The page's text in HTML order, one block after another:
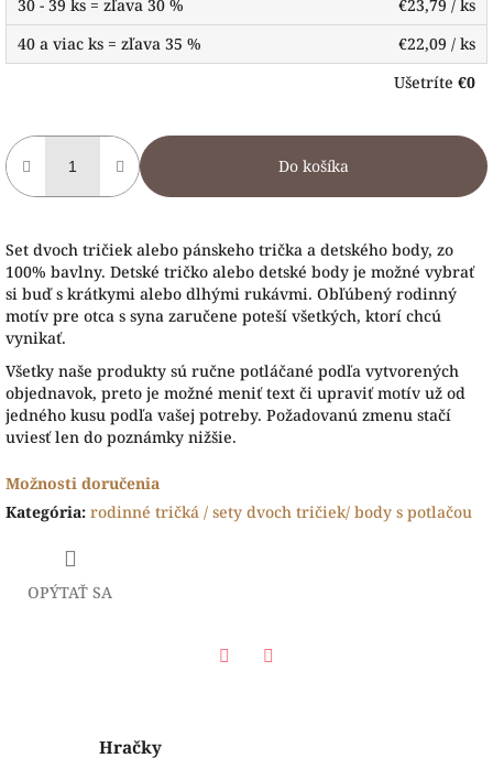
30 - 39 ks = zľava 30 %
€23,79 / ks
40 a viac ks = zľava 35 %
€22,09 / ks
Ušetríte €0
Do košíka
Set dvoch tričiek alebo pánskeho trička a detského body, zo
100% bavlny. Detské tričko alebo detské body je možné vybrať
si buď s krátkymi alebo dlhými rukávmi. Obľúbený rodinný
motív pre otca s syna zaručene poteší všetkých, ktorí chcú
vynikať.
Všetky naše produkty sú ručne potláčané podľa vytvorených
objednavok, preto je možné meniť text či upraviť motív už od
jedného kusu podľa vašej potreby. Požadovanú zmenu stačí
uviesť len do poznámky nižšie.
Možnosti doručenia
Kategória: rodinné tričká / sety dvoch tričiek/ body s potlačou
OPÝTAŤ SA
Hračky